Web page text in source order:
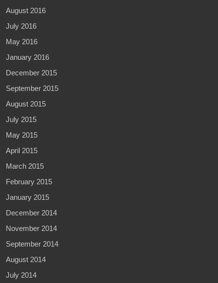
August 2016
July 2016
May 2016
January 2016
December 2015
September 2015
August 2015
July 2015
May 2015
April 2015
March 2015
February 2015
January 2015
December 2014
November 2014
September 2014
August 2014
July 2014